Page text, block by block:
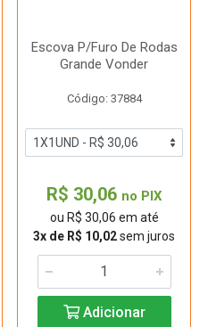
Escova P/Furo De Rodas
Grande Vonder
Código: 37884
R$ 30,06 no PIX
ou R$ 30,06 em até
3x de R$ 10,02sem juros
Adicionar